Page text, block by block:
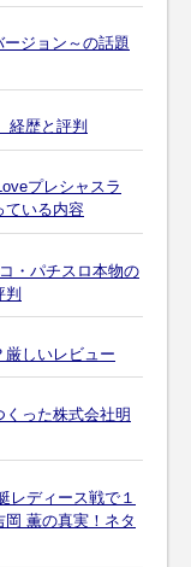
ジョン～の話題
経歴と評判
プレシャスラ
いる内容
・パチスロ本物の
判
厳しいレビュー
った株式会社明
レディース戦で１
岡 薫の真実！ネタ